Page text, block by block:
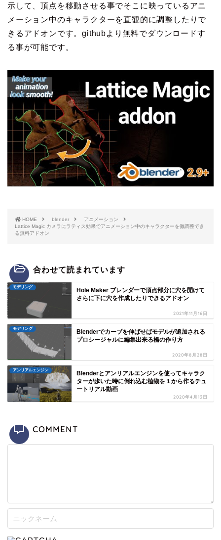
示して、頂点を移動させる事でそこに映っているアニ
メーション中のキャラクターを直観的に調整したりで
きるアドオンです。githubより無料でダウンロードす
る事が可能です。
HOME blender
アニメーション
Lattice Magic カメラにラティス効果でアニメーション中のキャラクターを微調整でき
る無料アドオン
合わせて読まれています
モデリング
Hole Maker ブレンダーで頂点部分に穴を開けて
さらに下に穴を作成したりできるアドオン
2021年11月16日
モデリング
Blenderでカーブを伸ばせばモデルが追加される
プロシージャルに編集出来る橋の作り方
2020年8月28日
アンリアルエンジン
Blenderとアンリアルエンジンを使ってキャラク
ターが歩いた時に倒れ込む植物を１から作るチュ
ートリアル動画
2020年4月13日
COMMENT